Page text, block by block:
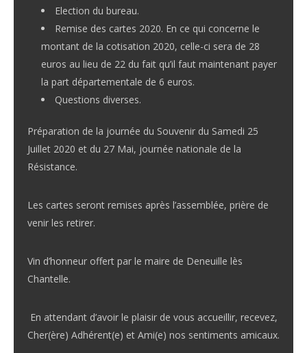
Election du bureau.
Remise des cartes 2020. En ce qui concerne le
montant de la cotisation 2020, celle-ci sera de 28
euros au lieu de 22 du fait qu’il faut maintenant payer
la part départementale de 6 euros.
Questions diverses.
Préparation de la journée du Souvenir du Samedi 25
Juillet 2020 et du 27 Mai, journée nationale de la
Résistance.
Les cartes seront remises après l’assemblée, prière de
venir les retirer.
Vin d’honneur offert par le maire de Deneuille lès
Chantelle.
En attendant d’avoir le plaisir de vous accueillir, recevez,
Cher(ère) Adhérent(e) et Ami(e) nos sentiments amicaux.